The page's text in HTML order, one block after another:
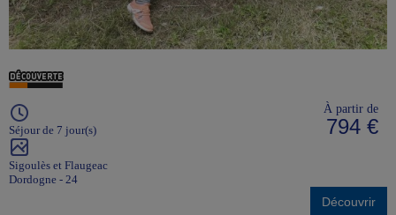
Séjour de 7 jour(s)
Sigoulès et Flaugeac
Dordogne - 24
À partir de
794 €
Découvrir